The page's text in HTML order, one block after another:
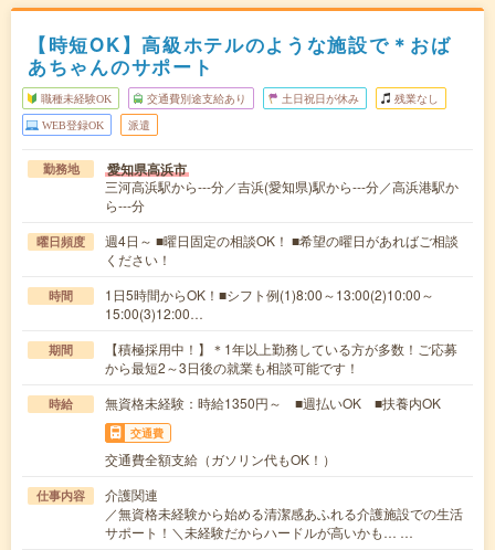
【時短OK】高級ホテルのような施設で＊おば
あちゃんのサポート
職種未経験OK 交通費別途支給あり 土日祝日が休み 残業なし
WEB登録OK 派遣
勤務地 愛知県高浜市
三河高浜駅から---分／吉浜(愛知県)駅から---分／高浜港駅か
ら---分
曜日頻度
週4日～ ■曜日固定の相談OK！ ■希望の曜日があればご相談
ください！
時間
1日5時間からOK！■シフト例(1)8:00～13:00(2)10:00～
15:00(3)12:00…
期間
【積極採用中！】＊1年以上勤務している方が多数！ご応募
から最短2～3日後の就業も相談可能です！
時給 無資格未経験：時給1350円～ ■週払いOK ■扶養内OK
交通費
交通費全額支給（ガソリン代もOK！）
仕事内容
介護関連
／無資格未経験から始める清潔感あふれる介護施設での生活
サポート！＼未経験だからハードルが高いかも… …